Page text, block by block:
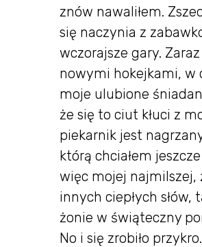
znów nawaliłem.
się naczynia z
wczorajsze gary.
nowymi hokejkami, w
moje ulubione
że się to ciut kłuci z
piekarnik jest
którą chciałem
więc mojej najmilszej,
innych ciepłych
żonie w świąteczny
No i się zrobiło